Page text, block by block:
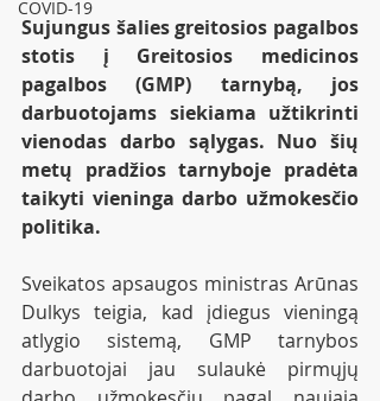
COVID-19
Sujungus šalies greitosios pagalbos
stotis į Greitosios medicinos
pagalbos (GMP) tarnybą, jos
darbuotojams siekiama užtikrinti
vienodas darbo sąlygas. Nuo šių
metų pradžios tarnyboje pradėta
taikyti vieninga darbo užmokesčio
politika.
Sveikatos apsaugos ministras Arūnas
Dulkys teigia, kad įdiegus vieningą
atlygio sistemą, GMP tarnybos
darbuotojai jau sulaukė pirmųjų